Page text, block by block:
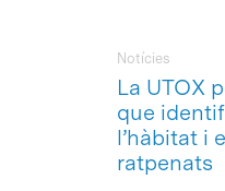
La UTOX
que
l’hàbitat i
ratpenats
Notícies